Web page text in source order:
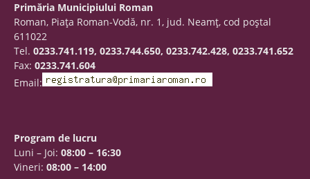
Primăria Municipiului Roman
Roman, Piaţa Roman-Vodă, nr. 1, jud. Neamţ, cod poştal
611022
Tel. 0233.741.119, 0233.744.650, 0233.742.428, 0233.741.652
Fax: 0233.741.604
Email:
Program de lucru
Luni – Joi: 08:00 – 16:30
Vineri: 08:00 – 14:00